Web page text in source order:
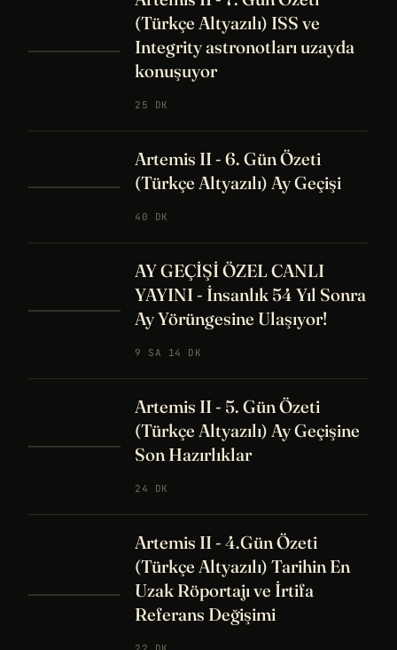
(Türkçe Altyazılı) ISS ve
Integrity astronotları uzayda
konuşuyor
25 DK
Artemis II - 6. Gün Özeti
(Türkçe Altyazılı) Ay Geçişi
40 DK
AY GEÇİŞİ ÖZEL CANLI
YAYINI - İnsanlık 54 Yıl Sonra
Ay Yörüngesine Ulaşıyor!
9 SA 14 DK
Artemis II - 5. Gün Özeti
(Türkçe Altyazılı) Ay Geçişine
Son Hazırlıklar
24 DK
Artemis II - 4.Gün Özeti
(Türkçe Altyazılı) Tarihin En
Uzak Röportajı ve İrtifa
Referans Değişimi